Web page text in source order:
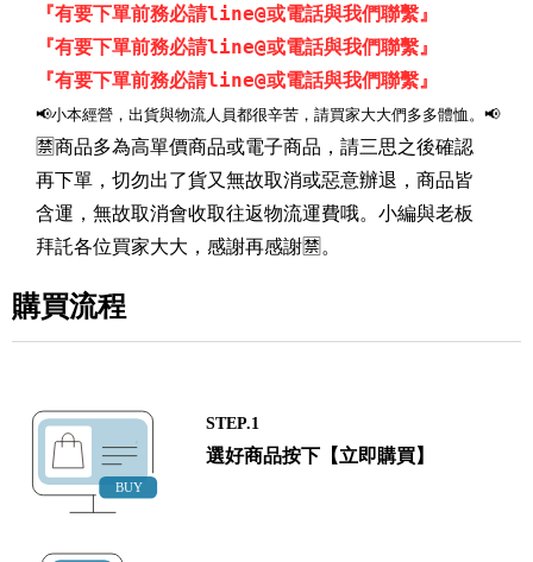
『有要下單前務必請line@或電話與我們聯繫』
『有要下單前務必請line@或電話與我們聯繫』
『有要下單前務必請line@或電話與我們聯繫』
📢小本經營，出貨與物流人員都很辛苦，請買家大大們多多體恤。📢
🈲商品多為高單價商品或電子商品，請三思之後確認
再下單，切勿出了貨又無故取消或惡意辦退，商品皆
含運，無故取消會收取往返物流運費哦。小編與老板
拜託各位買家大大，感謝再感謝🈲。
購買流程
STEP.1
選好商品按下【立即購買】